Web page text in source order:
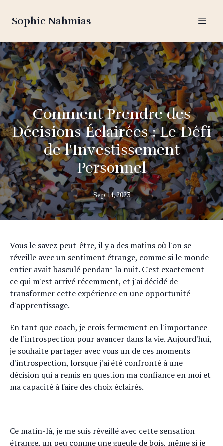
Sophie Nahmias
Comment Prendre des
Décisions Éclairées : Le Défi
de l'Investissement
Personnel
Sep 14, 2023
Vous le savez peut-être, il y a des matins où l'on se
réveille avec un sentiment étrange, comme si le monde
entier avait basculé pendant la nuit. C'est exactement
ce qui m'est arrivé récemment, et j'ai décidé de
transformer cette expérience en une opportunité
d'apprentissage.
En tant que coach, je crois fermement en l'importance
de l'introspection pour avancer dans la vie. Aujourd'hui,
je souhaite partager avec vous un de ces moments
d'introspection, lorsque j'ai été confronté à une
décision qui a remis en question ma confiance en moi et
ma capacité à faire des choix éclairés.
Ce matin-là, je me suis réveillé avec cette sensation
étrange, un peu comme une gueule de bois, même si je